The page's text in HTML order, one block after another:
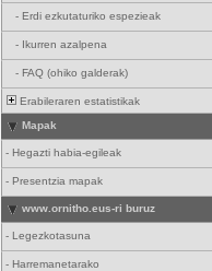
- Erdi ezkutaturiko espezieak
- Ikurren azalpena
- FAQ (ohiko galderak)
Erabileraren estatistikak
Mapak
- Hegazti habia-egileak
- Presentzia mapak
www.ornitho.eus-ri buruz
- Legezkotasuna
- Harremanetarako